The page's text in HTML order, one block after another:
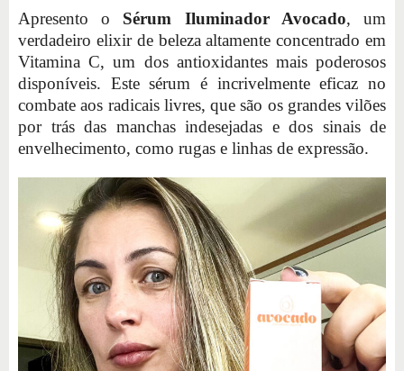
Apresento o Sérum Iluminador Avocado, um
verdadeiro elixir de beleza altamente concentrado em
Vitamina C, um dos antioxidantes mais poderosos
disponíveis. Este sérum é incrivelmente eficaz no
combate aos radicais livres, que são os grandes vilões
por trás das manchas indesejadas e dos sinais de
envelhecimento, como rugas e linhas de expressão.